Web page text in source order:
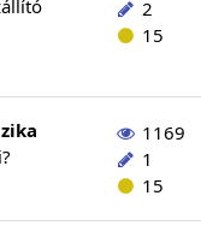
2
15
1169
1
15